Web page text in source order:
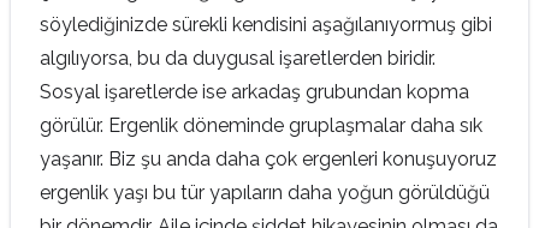
söylediğinizde sürekli kendisini aşağılanıyormuş gibi
algılıyorsa, bu da duygusal işaretlerden biridir.
Sosyal işaretlerde ise arkadaş grubundan kopma
görülür. Ergenlik döneminde gruplaşmalar daha sık
yaşanır. Biz şu anda daha çok ergenleri konuşuyoruz
ergenlik yaşı bu tür yapıların daha yoğun görüldüğü